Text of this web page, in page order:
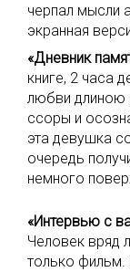
черпал мысли
экранная
«Дневник
книге, 2 часа
любви длиною
ссоры и
эта девушка
очередь
немного
«Интервью с
Человек вряд
только фильм.